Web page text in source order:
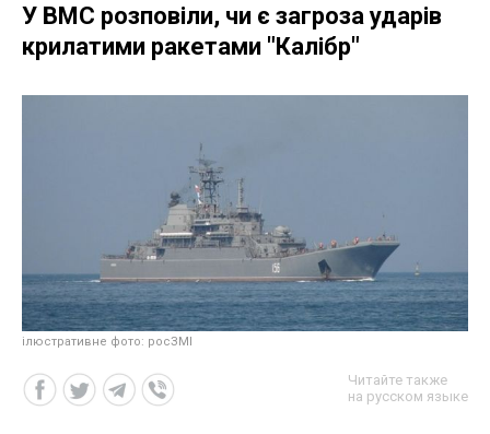
У ВМС розповіли, чи є загроза ударів
крилатими ракетами "Калібр"
ілюстративне фото: росЗМІ
Читайте также
на русском языке